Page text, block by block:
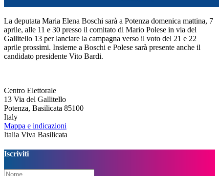
La deputata Maria Elena Boschi sarà a Potenza domenica mattina, 7
aprile, alle 11 e 30 presso il comitato di Mario Polese in via del
Gallitello 13 per lanciare la campagna verso il voto del 21 e 22
aprile prossimi. Insieme a Boschi e Polese sarà presente anche il
candidato presidente Vito Bardi.
Centro Elettorale
13 Via del Gallitello
Potenza, Basilicata 85100
Italy
Mappa e indicazioni
Italia Viva Basilicata
Iscriviti